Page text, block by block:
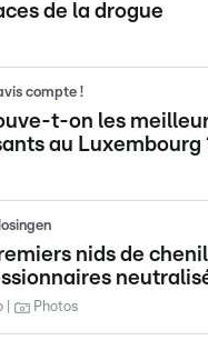
de la drogue
compte !
t-on les
au Luxembourg
nids de
Photos